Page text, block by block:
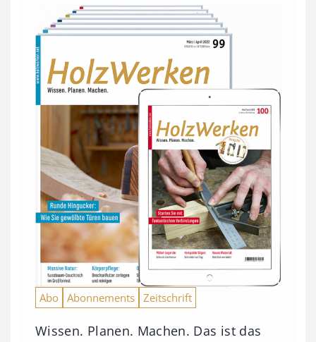
Abo Abonnements Zeitschrift
Wissen. Planen. Machen. Das ist das